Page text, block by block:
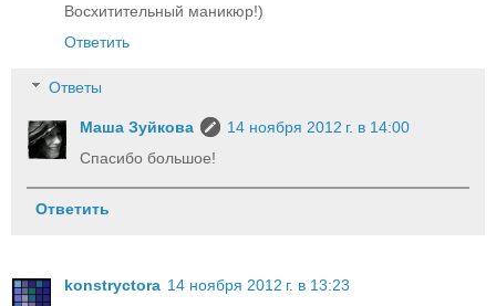
Восхитительный маникюр!)
Ответить
Ответы
Маша Зуйкова
14 ноября 2012 г. в 14:00
Спасибо большое!
Ответить
konstryctora 14 ноября 2012 г. в 13:23